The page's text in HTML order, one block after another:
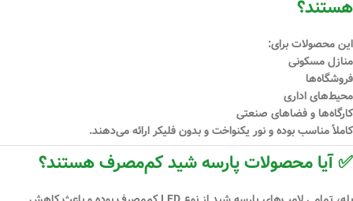
هستند؟
این محصولات برای:
منازل مسکونی
فروشگاه‌ها
محیط‌های اداری
کارگاه‌ها و فضاهای صنعتی
کاملاً مناسب بوده و نور یکنواخت و بدون فلیکر ارائه می‌دهند.
✅ آیا محصولات پارسه شید کم‌مصرف هستند؟